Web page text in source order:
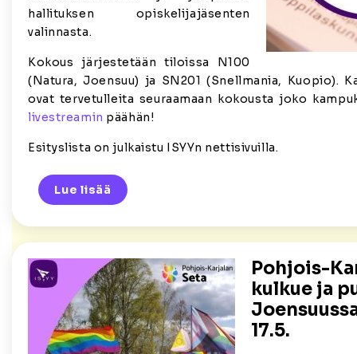
hallituksen opiskelijajäsenten
valinnasta.
Kokous järjestetään tiloissa N100
(Natura, Joensuu) ja SN201 (Snellmania, Kuopio).
ovat tervetulleita seuraamaan kokousta joko
livestreamin päähän!
Esityslista on julkaistu ISYYn nettisivuilla.
Lue lisää
Pohjois-
kulkue ja
17.5.